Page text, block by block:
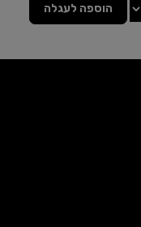
הוספה לעגלה